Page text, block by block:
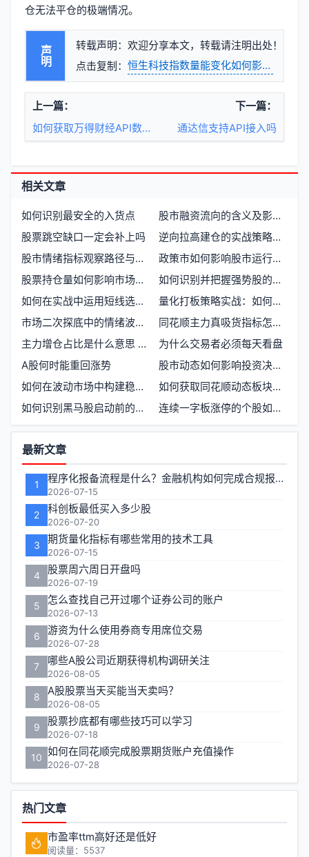
仓无法平仓的极端情况。
声明
转载声明：欢迎分享本文，转载请注明出处！
点击复制： 恒生科技指数量能变化如何影响期货市
上一篇：
如何获取万得财经API数据
下一篇：
通达信支持API接入吗
相关文章
如何识别最安全的入货点
股市融资流向的含义及影响因素
股票跳空缺口一定会补上吗
逆向拉高建仓的实战策略与风险控制
股市情绪指标观察路径与市场心理映射
政策市如何影响股市运行与投资者决策
股票持仓量如何影响市场走势和交易决策
如何识别并把握强势股的运行逻辑
如何在实战中运用短线选股技巧
量化打板策略实战：如何利用算法捕捉强势股的起爆点
市场二次探底中的情绪波动与资金流向
同花顺主力真吸货指标怎么用
主力增仓占比是什么意思 如何理解主力资金的增仓比例
为什么交易者必须每天看盘
A股何时能重回涨势
股市动态如何影响投资决策和市场趋势
如何在波动市场中构建稳定的投资逻辑
如何获取同花顺动态板块的历史数据
如何识别黑马股启动前的三大信号
连续一字板涨停的个股如何操作短线
功
能
区
最新文章
1 程序化报备流程是什么？金融机构如何完成合规报备
2026-07-15
2 科创板最低买入多少股
2026-07-20
3 期货量化指标有哪些常用的技术工具
2026-07-15
4 股票周六周日开盘吗
2026-07-19
5 怎么查找自己开过哪个证券公司的账户
2026-07-13
6 游资为什么使用券商专用席位交易
2026-07-28
7 哪些A股公司近期获得机构调研关注
2026-08-05
8 A股股票当天买能当天卖吗？
2026-08-05
9 股票抄底都有哪些技巧可以学习
2026-07-18
10 如何在同花顺完成股票期货账户充值操作
2026-07-28
热门文章
市盈率ttm高好还是低好
阅读量：5537